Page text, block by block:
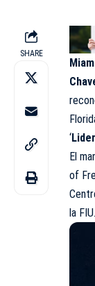
SHARE
‘
El
of
la FIU.